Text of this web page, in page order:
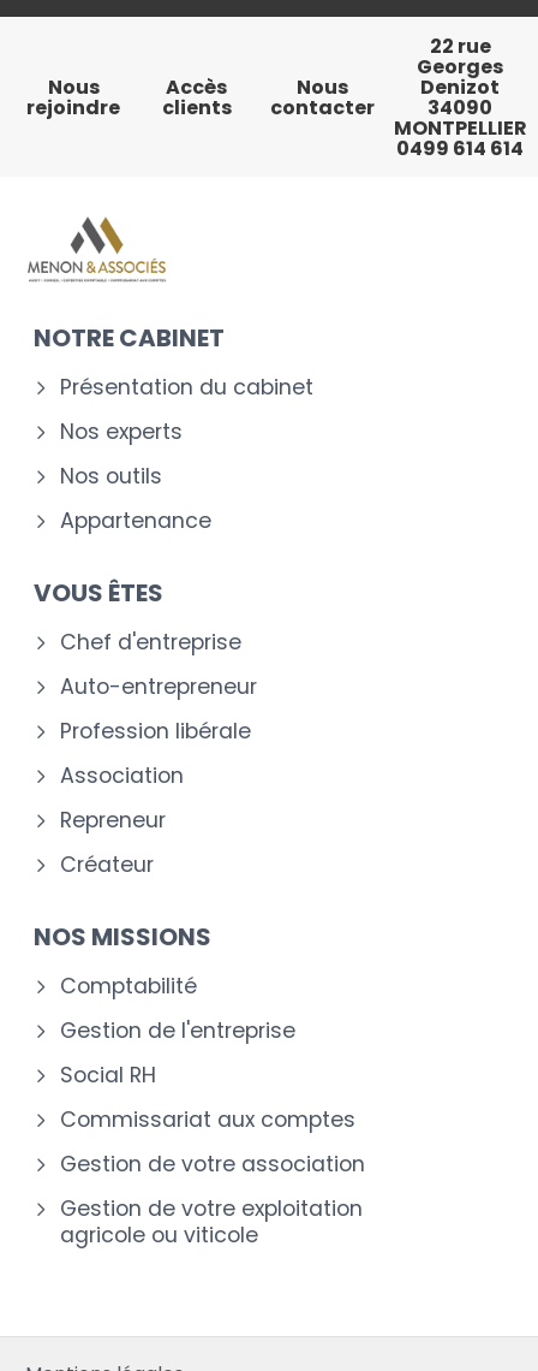
Nous
rejoindre
Accès
clients
Nous
contacter
22 rue
Georges
Denizot
34090
MONTPELLIER
0499 614 614
NOTRE CABINET
Présentation du cabinet
Nos experts
Nos outils
Appartenance
VOUS ÊTES
Chef d'entreprise
Auto-entrepreneur
Profession libérale
Association
Repreneur
Créateur
NOS MISSIONS
Comptabilité
Gestion de l'entreprise
Social RH
Commissariat aux comptes
Gestion de votre association
Gestion de votre exploitation
agricole ou viticole